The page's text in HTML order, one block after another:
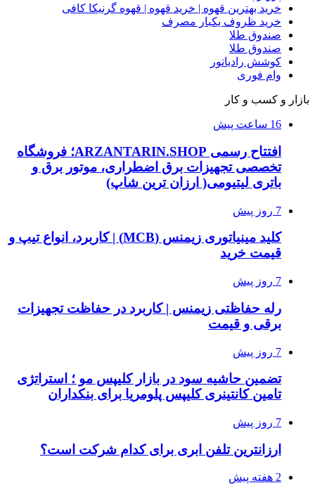
خرید بهترین قهوه | خرید قهوه | قهوه گرنیکا کافی
خرید ظروف یکبار مصرف
صندوق طلا
صندوق طلا
کوشش رادیاتور
وام فوری
بازار و کسب و کار
16 ساعت پیش
افتتاح رسمی ARZANTARIN.SHOP؛ فروشگاه
تخصصی تجهیزات برق اضطراری، موتور برق و
باتری لیتیومی( ارزان ترین شاپ)
7 روز پیش
کلید مینیاتوری زیمنس (MCB) | کاربرد، انواع تیپ و
قیمت خرید
7 روز پیش
رله حفاظتی زیمنس | کاربرد در حفاظت تجهیزات
برقی و قیمت
7 روز پیش
تضمین حاشیه سود در بازار کلیپس مو ؛ استراتژی
تامین کانتینری کلیپس پلومریا برای بنکداران
7 روز پیش
ارزانترین تلفن ابری برای کدام شرکت است؟
2 هفته پیش